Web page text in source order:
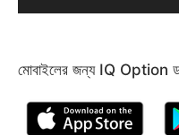
মোবাইলের জন্য IQ Option